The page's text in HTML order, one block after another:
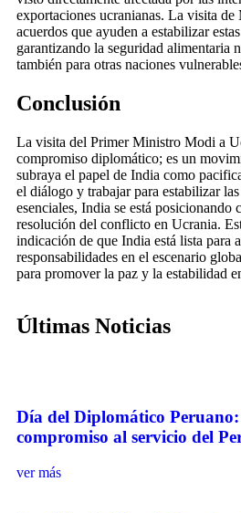
exportaciones ucranianas. La visita
acuerdos que ayuden a estabilizar
garantizando la seguridad alimentaria
también para otras naciones
Conclusión
La visita del Primer Ministro Modi a
compromiso diplomático; es un
subraya el papel de India como
el diálogo y trabajar para estabilizar
esenciales, India se está posicionando
resolución del conflicto en Ucrania.
indicación de que India está lista para
responsabilidades en el escenario
para promover la paz y la estabilidad
Últimas Noticias
Día del Diplomático
compromiso al servicio del
ver más